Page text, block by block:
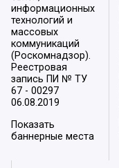
информационных
технологий и
массовых
коммуникаций
(Роскомнадзор).
Реестровая
запись ПИ № ТУ
67 - 00297
06.08.2019
Показать
баннерные места